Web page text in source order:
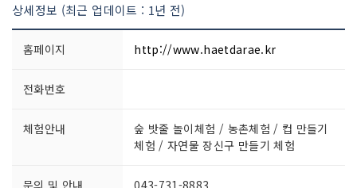
상세정보 (최근 업데이트 : 1년 전)
홈페이지 http://www.haetdarae.kr
전화번호
체험안내
숲 밧줄 놀이체험 / 농촌체험 / 컵 만들기
체험 / 자연물 장신구 만들기 체험
문의 및 안내 043-731-8883